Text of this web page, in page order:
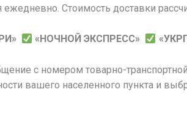
ежедневно. Стоимость доставки
«НОЧНОЙ ЭКСПРЕСС»
с номером товарно-
вашего населенного пункта и